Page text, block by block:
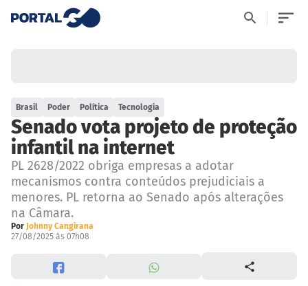
Brasil Poder Política Tecnologia
Senado vota projeto de proteção
infantil na internet
PL 2628/2022 obriga empresas a adotar
mecanismos contra conteúdos prejudiciais a
menores. PL retorna ao Senado após alterações
na Câmara.
Por Johnny Cangirana
27/08/2025 às 07h08